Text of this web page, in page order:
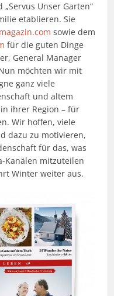
„Servus Unser Garten“
etablieren. Sie
sowie dem
für die guten Dinge
General Manager
möchten wir mit
ganz viele
und altem
ihrer Region – für
Wir hoffen, viele
dazu zu motivieren,
für das, was
Kanälen mitzuteilen
Winter weiter aus.